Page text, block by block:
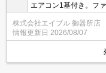
エアコン1基付き。フ
0m。歯科医院へ350m
m。郵便局へ540m。
株式会社エイブル 御器所店
情報更新日 2026/08/07